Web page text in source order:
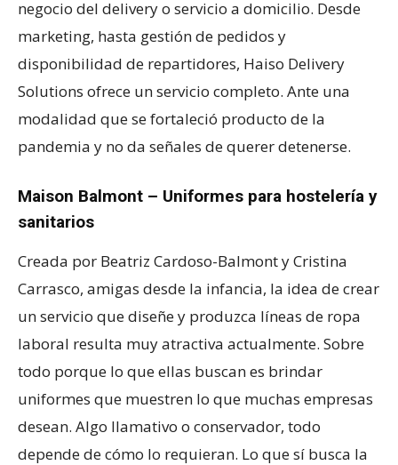
negocio del delivery o servicio a domicilio. Desde
marketing, hasta gestión de pedidos y
disponibilidad de repartidores, Haiso Delivery
Solutions ofrece un servicio completo. Ante una
modalidad que se fortaleció producto de la
pandemia y no da señales de querer detenerse.
Maison Balmont – Uniformes para hostelería y
sanitarios
Creada por Beatriz Cardoso-Balmont y Cristina
Carrasco, amigas desde la infancia, la idea de crear
un servicio que diseñe y produzca líneas de ropa
laboral resulta muy atractiva actualmente. Sobre
todo porque lo que ellas buscan es brindar
uniformes que muestren lo que muchas empresas
desean. Algo llamativo o conservador, todo
depende de cómo lo requieran. Lo que sí busca la